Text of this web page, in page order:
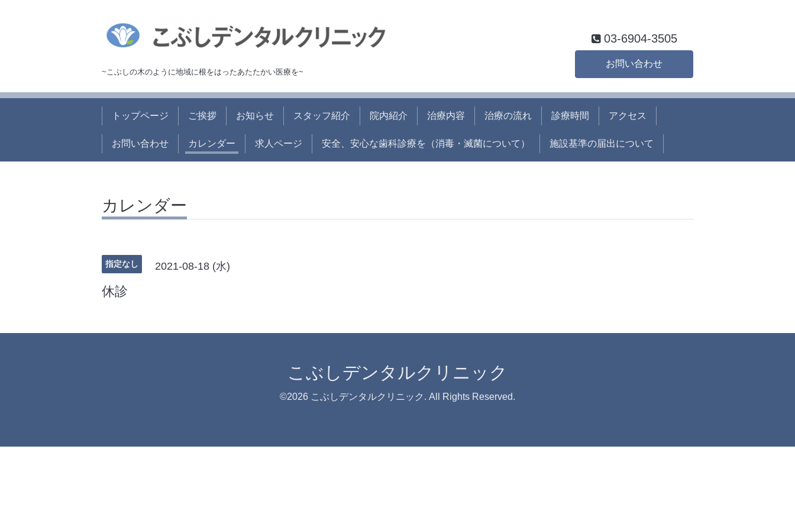
~こぶしの木のように地域に根をはったあたたかい医療を~
03-6904-3505
お問い合わせ
トップページ ご挨拶 お知らせ スタッフ紹介 院内紹介 治療内容 治療の流れ 診療時間 アクセス
お問い合わせ カレンダー 求人ページ 安全、安心な歯科診療を（消毒・滅菌について） 施設基準の届出について
カレンダー
指定なし 2021-08-18 (水)
休診
こぶしデンタルクリニック
©2026 こぶしデンタルクリニック . All Rights Reserved.